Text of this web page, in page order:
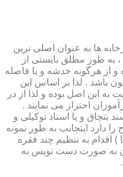
ها به عنوان اصلی ترین
به طور مطلق بایستی از
از هرگونه خدشه و یا فاصله
باشد . لذا بر اساس این
به این اصل بوده و لذا از در
احتراز می نمایند .
بنچاق و یا اسناد توکیلی و
را دارد اینجانب به طور نمونه
اقدام به تنظیم چند فقره
به صورت دست نویس به